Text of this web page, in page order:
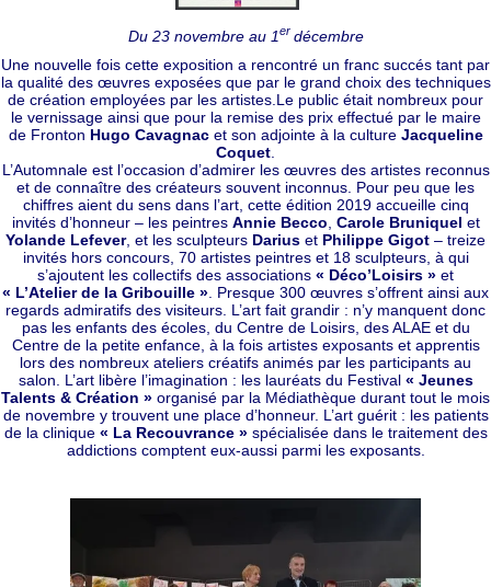
Du 23 novembre au 1er décembre
Une nouvelle fois cette exposition a rencontré un franc succés tant par
la qualité des œuvres exposées que par le grand choix des techniques
de création employées par les artistes. Le public était nombreux pour
le vernissage ainsi que pour la remise des prix effectué par le maire
de Fronton Hugo Cavagnacet son adjointe à la cultureJacqueline
Coquet
L’Automnale est l’occasion d’admirer les œuvres des artistes reconnus
et de connaître des créateurs souvent inconnus. Pour peu que les
chiffres aient du sens dans l’art, cette édition 2019 accueille cinq
invités d’honneur – les peintres Annie Becco Carole Bruniquel et
Yolande Lefever, et les sculpteurs Darius et Philippe Gigot – treize
invités hors concours, 70 artistes peintres et 18 sculpteurs, à qui
s’ajoutent les collectifs des associations « Déco’Loisirs » et
« L’Atelier de la Gribouille » . Presque 300 œuvres s’offrent ainsi aux
regards admiratifs des visiteurs. L’art fait grandir : n’y manquent donc
pas les enfants des écoles, du Centre de Loisirs, des ALAE et du
Centre de la petite enfance, à la fois artistes exposants et apprentis
lors des nombreux ateliers créatifs animés par les participants au
salon. L’art libère l’imagination : les lauréats du Festival « Jeunes
Talents & Création » organisé par la Médiathèque durant tout le mois
de novembre y trouvent une place d’honneur. L’art guérit : les patients
de la clinique« La Recouvrance » spécialisée dans le traitement des
addictions comptent eux-aussi parmi les exposants.